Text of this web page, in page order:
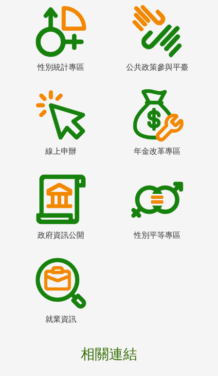
性別統計專區 公共政策參與平臺
線上申辦 年金改革專區
政府資訊公開 性別平等專區
就業資訊
相關連結